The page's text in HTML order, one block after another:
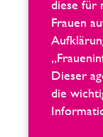
diese für
Frauen
Dieser
die